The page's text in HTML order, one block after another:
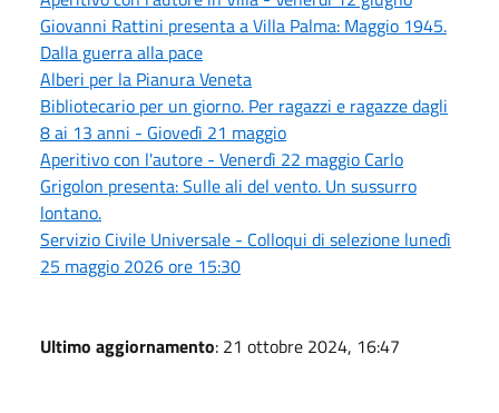
Giovanni Rattini presenta a Villa Palma: Maggio 1945.
Dalla guerra alla pace
Alberi per la Pianura Veneta
Bibliotecario per un giorno. Per ragazzi e ragazze dagli
8 ai 13 anni - Giovedì 21 maggio
Aperitivo con l'autore - Venerdì 22 maggio Carlo
Grigolon presenta: Sulle ali del vento. Un sussurro
lontano.
Servizio Civile Universale - Colloqui di selezione lunedì
25 maggio 2026 ore 15:30
Ultimo aggiornamento: 21 ottobre 2024, 16:47